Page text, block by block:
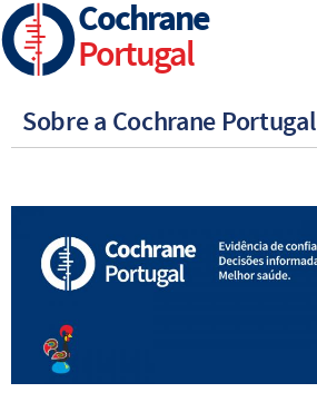
Skip
to
main
Cochrane
Portugal
Sobre a Cochrane Portugal